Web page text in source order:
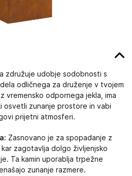
združuje udobje sodobnosti s
odličnega za druženje v tvojem
vremensko odpornega jekla, ima
osvetli zunanje prostore in vabi
prijetni atmosferi.
Zasnovano je za spopadanje z
zagotavlja dolgo življenjsko
Ta kamin uporablja trpežne
zunanje razmere.